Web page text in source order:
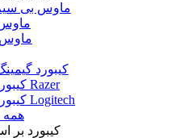
ماوس بی
ماوس
کیبورد
کیبورد گیمینگ Razer
کیبورد گیمینگ Logitech
همه
کیبورد بر